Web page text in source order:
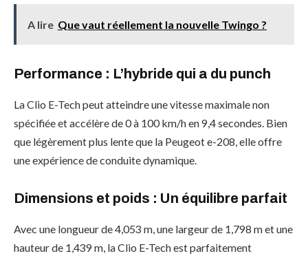
A lire Que vaut réellement la nouvelle Twingo ?
Performance : L’hybride qui a du punch
La Clio E-Tech peut atteindre une vitesse maximale non
spécifiée et accélère de 0 à 100 km/h en 9,4 secondes. Bien
que légèrement plus lente que la Peugeot e-208, elle offre
une expérience de conduite dynamique.
Dimensions et poids : Un équilibre parfait
Avec une longueur de 4,053 m, une largeur de 1,798 m et une
hauteur de 1,439 m, la Clio E-Tech est parfaitement